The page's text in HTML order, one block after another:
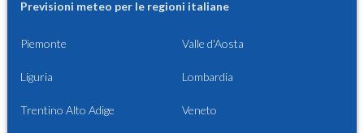
Previsioni meteo per le regioni italiane
Piemonte Valle d'Aosta
Liguria Lombardia
Trentino Alto Adige Veneto